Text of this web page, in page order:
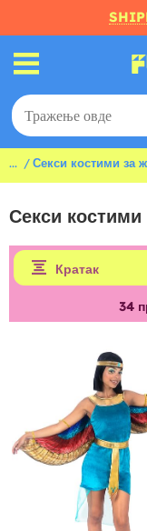
... Секси костими за
Секси
Кратак
34